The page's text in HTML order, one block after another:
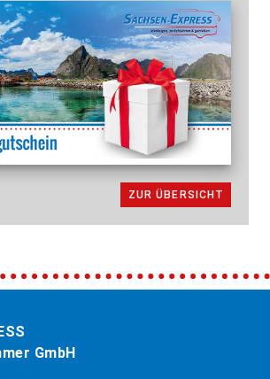
ZUR ÜBERSICHT
GmbH